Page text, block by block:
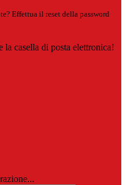
Effettua il reset della password
casella di posta elettronica!